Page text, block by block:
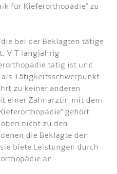
für Kieferorthopädie" zu
bei der Beklagten tätige
V T langjährig
tätig ist und
Tätigkeitsschwerpunkt
zu keiner anderen
einer Zahnärztin mit dem
gehört
nicht zu den
die Beklagte den
biete Leistungen durch
an.